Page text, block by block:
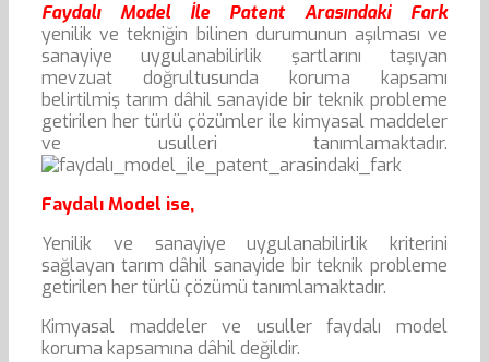
Faydalı Model İle Patent Arasındaki Fark
yenilik ve tekniğin bilinen durumunun aşılması ve
sanayiye uygulanabilirlik şartlarını taşıyan
mevzuat doğrultusunda koruma kapsamı
belirtilmiş tarım dâhil sanayide bir teknik probleme
getirilen her türlü çözümler ile kimyasal maddeler
ve usulleri tanımlamaktadır.
Faydalı Model ise,
Yenilik ve sanayiye uygulanabilirlik kriterini
sağlayan tarım dâhil sanayide bir teknik probleme
getirilen her türlü çözümü tanımlamaktadır.
Kimyasal maddeler ve usuller faydalı model
koruma kapsamına dâhil değildir.